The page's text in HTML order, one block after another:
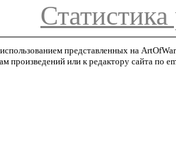
Статистика
представленных на
произведений или к редактору сайта по